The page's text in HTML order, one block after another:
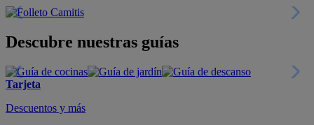
Descubre nuestras guías
Tarjeta
Descuentos y más